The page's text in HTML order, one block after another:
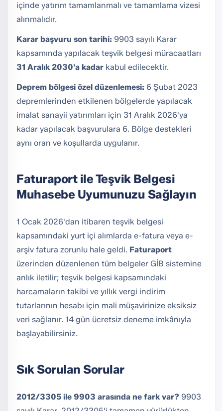
içinde yatırım tamamlanmalı ve tamamlama vizesi
alınmalıdır.
Karar başvuru son tarihi: 9903 sayılı Karar
kapsamında yapılacak teşvik belgesi müracaatları
31 Aralık 2030'a kadar kabul edilecektir.
Deprem bölgesi özel düzenlemesi: 6 Şubat 2023
depremlerinden etkilenen bölgelerde yapılacak
imalat sanayii yatırımları için 31 Aralık 2026'ya
kadar yapılacak başvurulara 6. Bölge destekleri
aynı oran ve koşullarda uygulanır.
Faturaport ile Teşvik Belgesi
Muhasebe Uyumunuzu Sağlayın
1 Ocak 2026'dan itibaren teşvik belgesi
kapsamındaki yurt içi alımlarda e-fatura veya e-
arşiv fatura zorunlu hale geldi. Faturaport
üzerinden düzenlenen tüm belgeler GİB sistemine
anlık iletilir; teşvik belgesi kapsamındaki
harcamaların takibi ve yıllık vergi indirim
tutarlarının hesabı için mali müşavirinize eksiksiz
veri sağlanır. 14 gün ücretsiz deneme imkânıyla
başlayabilirsiniz.
Sık Sorulan Sorular
2012/3305 ile 9903 arasında ne fark var? 9903